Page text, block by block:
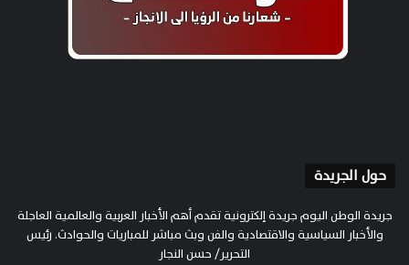
حول الجريدة
جريدة الوطن اليوم جريدة إلكترونية تقدم أهم الأخبار العربية والعالمية العاجلة
والأخبار السياسية والاقتصادية والفن وبث مباشر للمباريات والحوادث. رئيس
التحرير/ حسن النجار